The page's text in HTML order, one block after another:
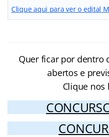
Clique aqui para ver o edital
Quer ficar por dentro
abertos e
Clique nos